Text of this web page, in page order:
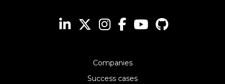
Companies
Success cases